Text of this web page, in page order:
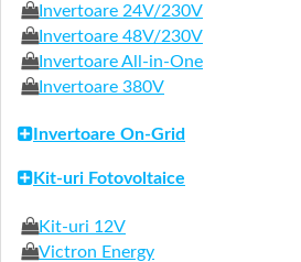
Invertoare 24V/230V
Invertoare 48V/230V
Invertoare All-in-One
Invertoare 380V
Invertoare On-Grid
Kit-uri Fotovoltaice
Kit-uri 12V
Victron Energy